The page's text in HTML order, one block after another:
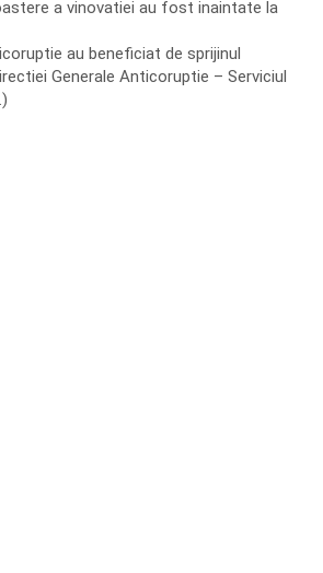
a vinovatiei au fost inaintate la
au beneficiat de sprijinul
Generale Anticoruptie – Serviciul